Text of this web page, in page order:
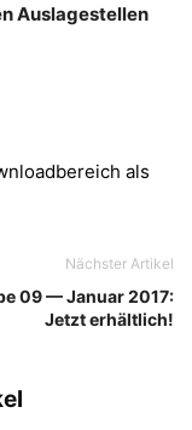
Auslagestellen
als
Nächster Artikel
09 — Januar 2017:
Jetzt erhältlich!